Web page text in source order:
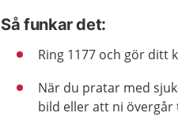
Så funkar det:
Ring 1177 och gör ditt
När du pratar med
bild eller att ni